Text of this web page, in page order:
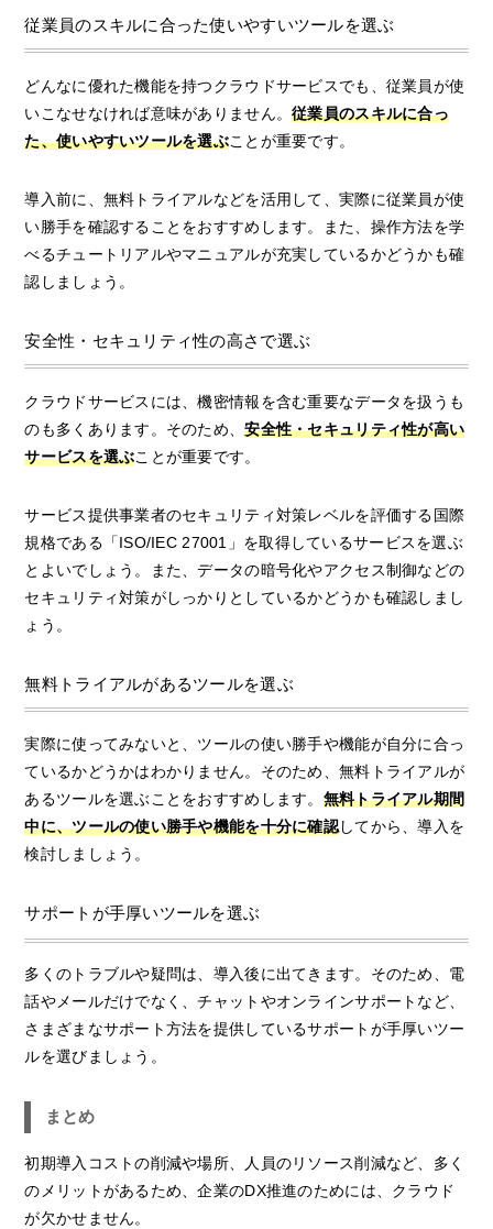
従業員のスキルに合った使いやすいツールを選ぶ
どんなに優れた機能を持つクラウドサービスでも、従業員が使
いこなせなければ意味がありません。従業員のスキルに合っ
た、使いやすいツールを選ぶことが重要です。
導入前に、無料トライアルなどを活用して、実際に従業員が使
い勝手を確認することをおすすめします。また、操作方法を学
べるチュートリアルやマニュアルが充実しているかどうかも確
認しましょう。
安全性・セキュリティ性の高さで選ぶ
クラウドサービスには、機密情報を含む重要なデータを扱うも
のも多くあります。そのため、安全性・セキュリティ性が高い
サービスを選ぶことが重要です。
サービス提供事業者のセキュリティ対策レベルを評価する国際
規格である「ISO/IEC 27001」を取得しているサービスを選ぶ
とよいでしょう。また、データの暗号化やアクセス制御などの
セキュリティ対策がしっかりとしているかどうかも確認しまし
ょう。
無料トライアルがあるツールを選ぶ
実際に使ってみないと、ツールの使い勝手や機能が自分に合っ
ているかどうかはわかりません。そのため、無料トライアルが
あるツールを選ぶことをおすすめします。 無料トライアル期間
中に、ツールの使い勝手や機能を十分に確認してから、導入を
検討しましょう。
サポートが手厚いツールを選ぶ
多くのトラブルや疑問は、導入後に出てきます。そのため、電
話やメールだけでなく、チャットやオンラインサポートなど、
さまざまなサポート方法を提供しているサポートが手厚いツー
ルを選びましょう。
まとめ
初期導入コストの削減や場所、人員のリソース削減など、多く
のメリットがあるため、企業のDX推進のためには、クラウド
が欠かせません。